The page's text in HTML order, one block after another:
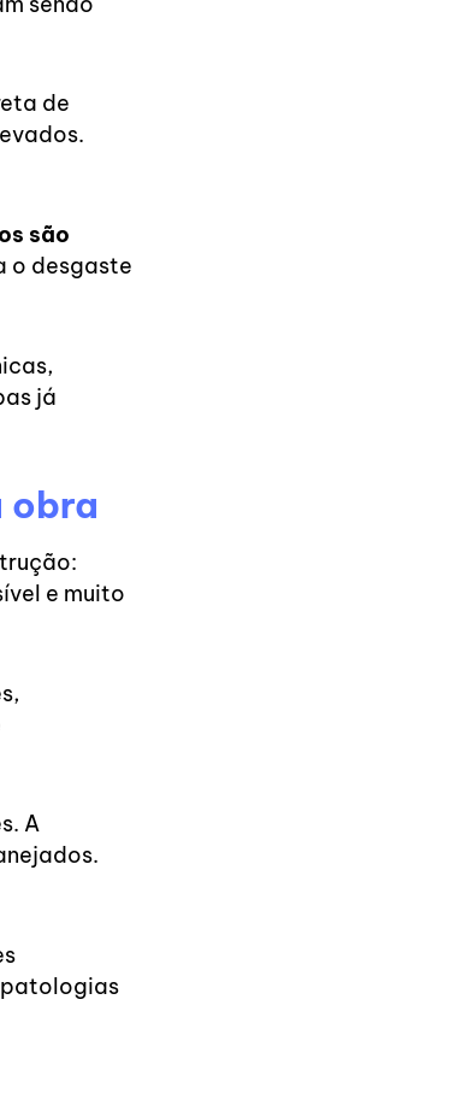
de
são
o desgaste
já
obra
e muito
A
patologias